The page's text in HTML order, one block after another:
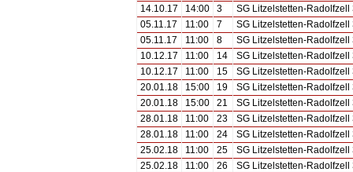
14.10.17
14:00 3
SG Litzelstetten-Radolfzell
05.11.17
11:00 7
SG Litzelstetten-Radolfzell
05.11.17
11:00 8
SG Litzelstetten-Radolfzell
10.12.17
11:00 14
SG Litzelstetten-Radolfzell
10.12.17
11:00 15
SG Litzelstetten-Radolfzell
20.01.18
15:00 19
SG Litzelstetten-Radolfzell
20.01.18
15:00 21
SG Litzelstetten-Radolfzell
28.01.18
11:00 23
SG Litzelstetten-Radolfzell
28.01.18
11:00 24
SG Litzelstetten-Radolfzell
25.02.18
11:00 25
SG Litzelstetten-Radolfzell
25.02.18
11:00 26
SG Litzelstetten-Radolfzell